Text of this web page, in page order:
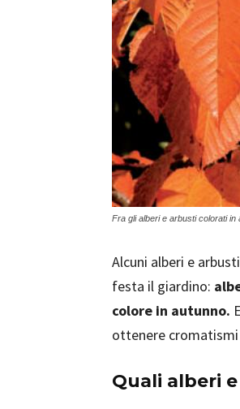
Fra gli alberi e arbusti colorati in
Alcuni alberi e
festa il giardino:
colore in autunno.
ottenere
Quali alberi